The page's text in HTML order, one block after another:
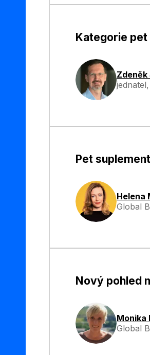
Kategorie
Zdeněk
Pet
Helena
Global
Nový pohled
Monika
Global